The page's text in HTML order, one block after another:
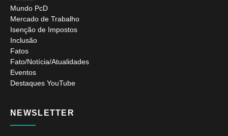
Mundo PcD
Mercado de Trabalho
Isenção de Impostos
Inclusão
Fatos
Fato/Notícia/Atualidades
Eventos
Destaques YouTube
NEWSLETTER